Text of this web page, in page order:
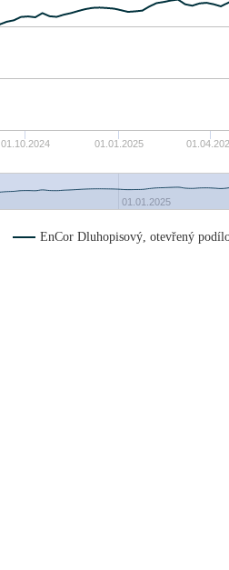
01.10.2024 01.01.2025
01.01.2025
EnCor Dluhopisový, otevřený